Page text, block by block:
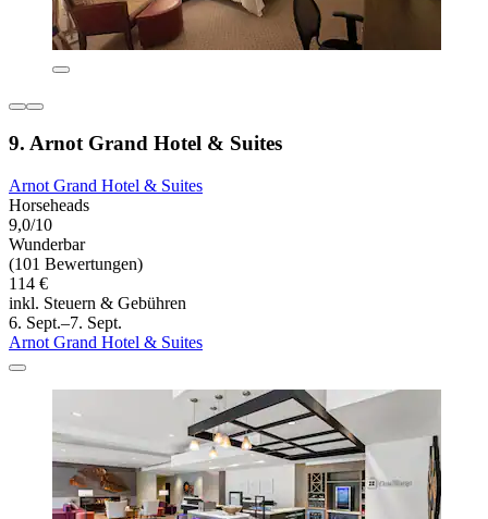
9. Arnot Grand Hotel & Suites
Arnot Grand Hotel & Suites
Horseheads
9,0/10
Wunderbar
(101 Bewertungen)
114 €
inkl. Steuern & Gebühren
6. Sept.–7. Sept.
Arnot Grand Hotel & Suites